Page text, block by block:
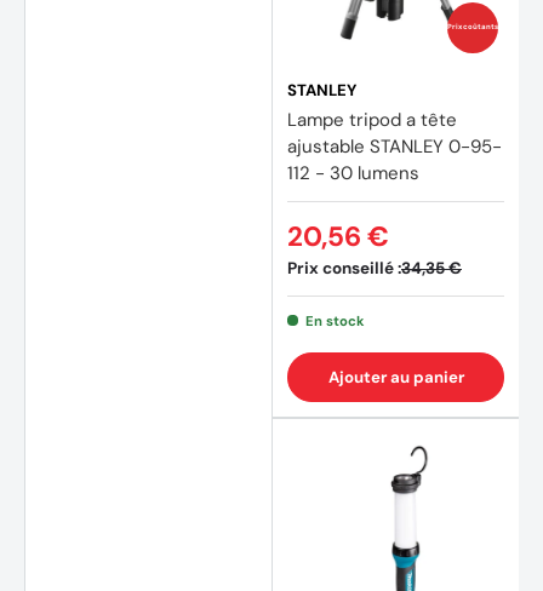
Prix coûtants
STANLEY
Lampe tripod a tête
ajustable STANLEY 0-95-
112 - 30 lumens
Prix conseillé :34,35 €
20,56 €
En stock
Ajouter au panier